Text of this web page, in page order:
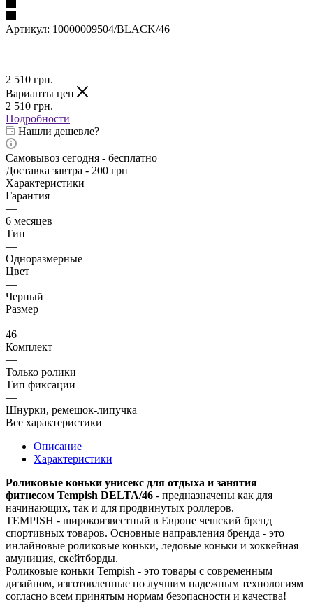
Артикул: 10000009504/BLACK/46
2 510 грн.
Варианты цен
2 510 грн.
Подробности
Нашли дешевле?
Самовывоз сегодня - бесплатно
Доставка завтра - 200 грн
Характеристики
Гарантия
—
6 месяцев
Тип
—
Одноразмерные
Цвет
—
Черный
Размер
—
46
Комплект
—
Только ролики
Тип фиксации
—
Шнурки, ремешок-липучка
Все характеристики
Описание
Характеристики
Роликовые коньки унисекс для отдыха и занятия
фитнесом Tempish DELTA/46 - предназначены как для
начинающих, так и для продвинутых роллеров.
TEMPISH - широкоизвестный в Европе чешский бренд
спортивных товаров. Основные направления бренда - это
инлайновые роликовые коньки, ледовые коньки и хоккейная
амуниция, скейтборды.
Роликовые коньки Tempish - это товары с современным
дизайном, изготовленные по лучшим надежным технологиям
согласно всем принятым нормам безопасности и качества!